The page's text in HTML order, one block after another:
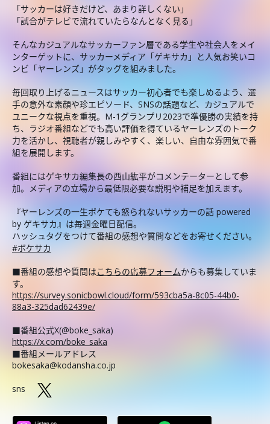
「サッカーは好きだけど、あまり詳しくない」
「試合がテレビで流れていたらなんとなく見る」
そんなカジュアルなサッカーファン層である学生や社会人をメイ
ンターゲットに、サッカーメディア「ゲキサカ」と人気お笑いコ
ンビ「ヤーレンズ」がタッグを組みました。
毎回取り上げるニュースはサッカー初心者でも楽しめるよう、選
手の意外な素顔や珍エピソード、SNSの話題など、カジュアルで
ユニークな視点を重視。M-1グランプリ2023で準優勝の実績を持
ち、ラジオ番組などでも高い評価を得ているヤーレンズのトーク
力を活かし、視聴者が親しみやすく、楽しい、自由な雰囲気で番
組を展開します。
番組にはゲキサカ編集長の西山紘平がコメンテーターとして参
加。メディアの立場から最低限必要な説明や補足を加えます。
『ヤーレンズの一生ボケても怒られないサッカーの話 powered
by ゲキサカ』は毎週金曜日配信。
ハッシュタグをつけて番組の感想や質問などをお寄せください。
#ボケサカ
■番組の感想や質問はこちらの応募フォームからも募集していま
す。
https://survey.sonicbowl.cloud/form/593cba5a-8c05-44b0-
88a3-325dad62439e/
■番組公式X(@boke_saka)
https://x.com/boke_saka
■番組メールアドレス
bokesaka@kodansha.co.jp
sns